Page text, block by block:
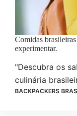
Comidas
experimentar.
"Descubra os
culinária
BACKPACKERS